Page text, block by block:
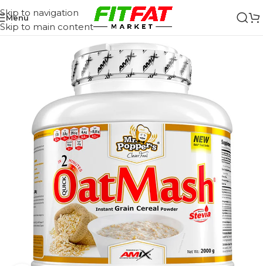
Skip to navigation
Skip to main content
Menu